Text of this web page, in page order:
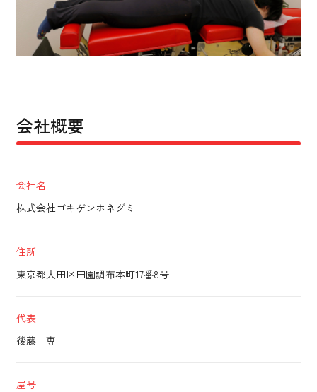
会社概要
会社名
株式会社ゴキゲンホネグミ
住所
東京都大田区田園調布本町17番8号
代表
後藤 専
屋号